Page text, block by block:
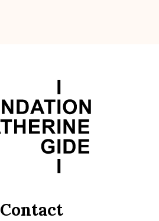
Contact